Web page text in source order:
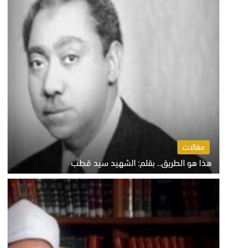
مقالات
هذا هو الطريق.. بقلم: الشهيد سيد قطب
الخميس 6 أغسطس 2026 10:52 ص